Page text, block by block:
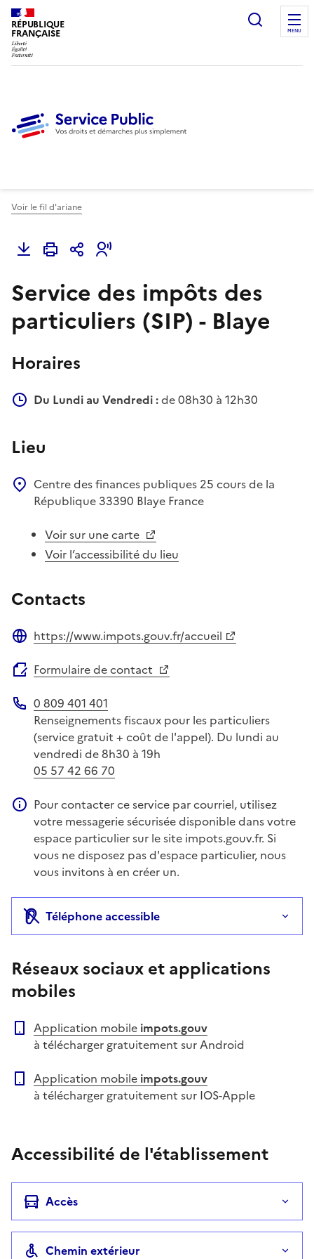
RÉPUBLIQUE
FRANÇAISE
Ouvrir
MENU
Voir le fil d'ariane
Service des impôts des
particuliers (SIP) - Blaye
Horaires
Du Lundi au Vendredi :de 08h30 à 12h30
Lieu
Centre des finances publiques 25 cours de la
République 33390 Blaye France
Voir sur une carte
Voir l’accessibilité du lieu
Contacts
https://www.impots.gouv.fr/accueil
Formulaire de contact
Téléphone
0 809 401 401
Renseignements fiscaux pour les particuliers
(service gratuit + coût de l'appel). Du lundi au
vendredi de 8h30 à 19h
05 57 42 66 70
Information complémentaire
Pour contacter ce service par courriel, utilisez
votre messagerie sécurisée disponible dans votre
espace particulier sur le site impots.gouv.fr. Si
vous ne disposez pas d'espace particulier, nous
vous invitons à en créer un.
Téléphone accessible
Réseaux sociaux et applications
mobiles
Application mobile impots.gouv
à télécharger gratuitement sur Android
Application mobile impots.gouv
à télécharger gratuitement sur IOS-Apple
Accessibilité de l'établissement
Accès
Chemin extérieur